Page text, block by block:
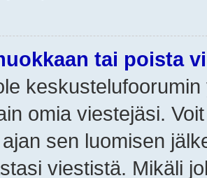
tai poista
omia viestejäsi.
sen luomisen
viestistä. Mikäli